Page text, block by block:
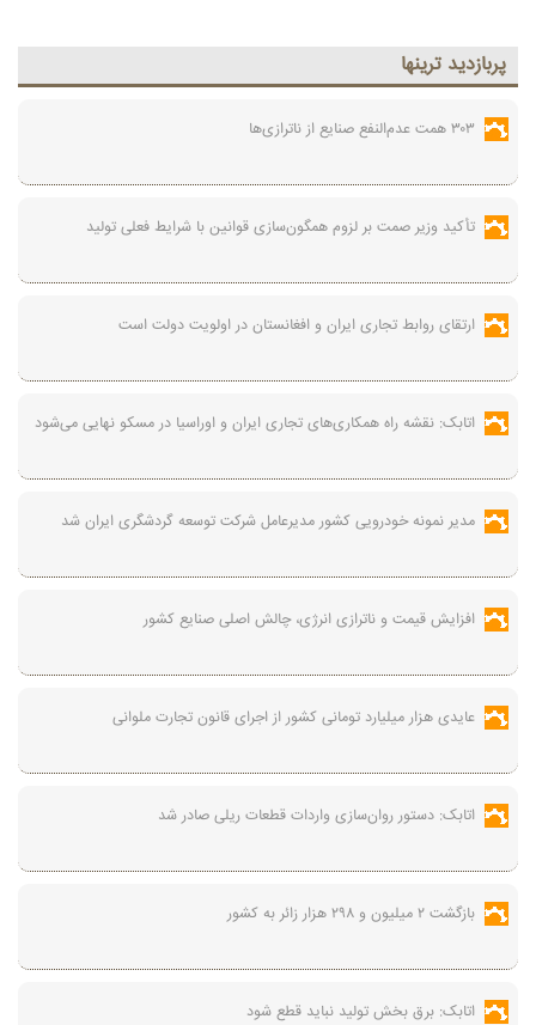
پربازديد ترينها
۳۰۳ همت عدم‌النفع صنایع از ناترازی‌ها
تأکید وزیر صمت بر لزوم همگون‌سازی قوانین با شرایط فعلی تولید
ارتقای روابط تجاری ایران و افغانستان در اولویت دولت است
اتابک: نقشه راه همکاری‌های تجاری ایران و اوراسیا در مسکو نهایی می‌شود
مدیر نمونه خودرویی کشور مدیرعامل شرکت توسعه گردشگری ایران شد
افزایش قیمت و ناترازی انرژی، چالش اصلی صنایع کشور
عایدی هزار میلیارد تومانی کشور از اجرای قانون تجارت ملوانی
اتابک: دستور روان‌سازی واردات قطعات ریلی صادر شد
بازگشت ۲ میلیون و ۲۹۸ هزار زائر به کشور
اتابک: برق بخش تولید نباید قطع شود